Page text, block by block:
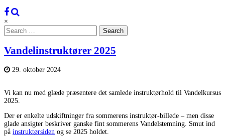
×
Search
for:
Vandelinstruktører 2025
29. oktober 2024
Vi kan nu med glæde præsentere det samlede instruktørhold til Vandelkursus
2025.
Der er enkelte udskiftninger fra sommerens instruktør-billede – men disse
glade ansigter beskriver ganske fint sommerens Vandelstemning. Smut ind
på instruktørsiden og se 2025 holdet.